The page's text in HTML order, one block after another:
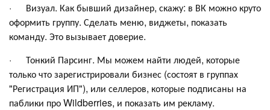
· Визуал. Как бывший дизайнер, скажу: в ВК можно круто
оформить группу. Сделать меню, виджеты, показать
команду. Это вызывает доверие.
· Тонкий Парсинг. Мы можем найти людей, которые
только что зарегистрировали бизнес (состоят в группах
"Регистрация ИП"), или селлеров, которые подписаны на
паблики про Wildberries, и показать им рекламу.